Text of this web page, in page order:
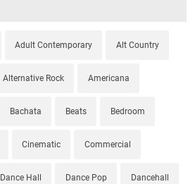
Adult Contemporary Alt Country
Alternative Rock Americana
Bachata Beats Bedroom
Cinematic Commercial
Dance Hall Dance Pop Dancehall